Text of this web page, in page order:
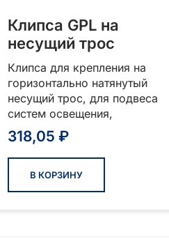
Клипса GPL на
несущий трос
Клипса для крепления на
горизонтально натянутый
несущий трос, для подвеса
систем освещения,
318,05₽
В КОРЗИНУ